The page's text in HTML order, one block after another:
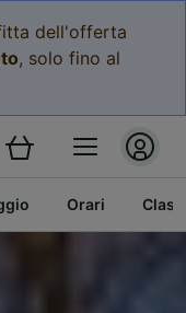
dell'offerta
, solo fino al
Orari